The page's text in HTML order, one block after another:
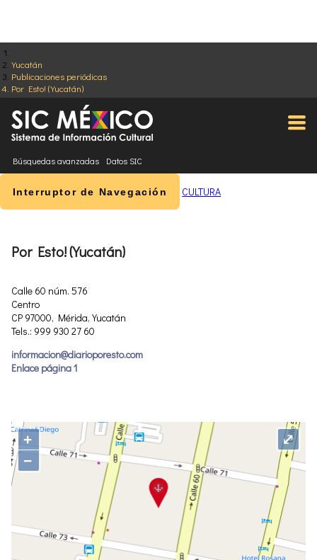
Yucatán
Publicaciones periódicas
Por Esto! (Yucatán)
Búsquedas avanzadas Datos SIC
Interruptor de Navegación CULTURA
Por Esto! (Yucatán)
Calle 60 núm. 576
Centro
CP 97000, Mérida, Yucatán
Tels.: 999 930 27 60
informacion@diarioporesto.com
Enlace página 1
+
−
⤢